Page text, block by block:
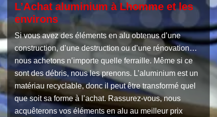
L’Achat aluminium à Lhomme et les
environs
Si vous avez des éléments en alu obtenus d’une
construction, d’une destruction ou d’une rénovation…
nous achetons n’importe quelle ferraille. Même si ce
sont des débris, nous les prenons. L’aluminium est un
matériau recyclable, donc il peut être transformé quel
que soit sa forme à l’achat. Rassurez-vous, nous
acquêterons vos éléments en alu au meilleur prix